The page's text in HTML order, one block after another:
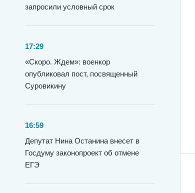
запросили условный срок
17:29
«Скоро. Ждем»: военкор
опубликовал пост, посвященный
Суровикину
16:59
Депутат Нина Останина внесет в
Госдуму законопроект об отмене
ЕГЭ